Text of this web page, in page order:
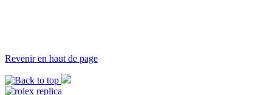
Revenir en haut de page